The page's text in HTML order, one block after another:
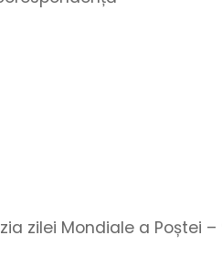
zilei Mondiale a Poștei